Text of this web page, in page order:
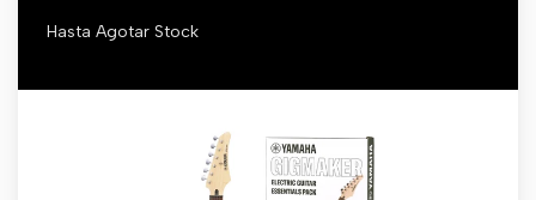
Hasta Agotar Stock